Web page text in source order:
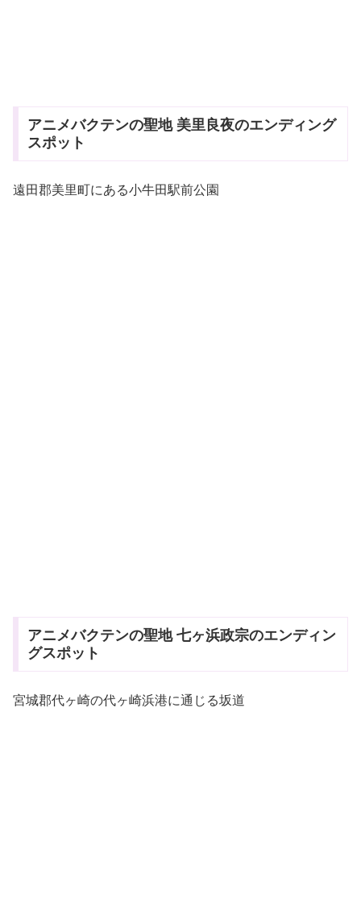
アニメバクテンの聖地 美里良夜のエンディング
スポット
遠田郡美里町にある小牛田駅前公園
アニメバクテンの聖地 七ヶ浜政宗のエンディン
グスポット
宮城郡代ヶ崎の代ヶ崎浜港に通じる坂道